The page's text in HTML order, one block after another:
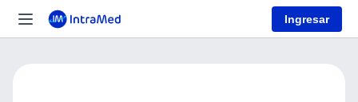
Ingresar